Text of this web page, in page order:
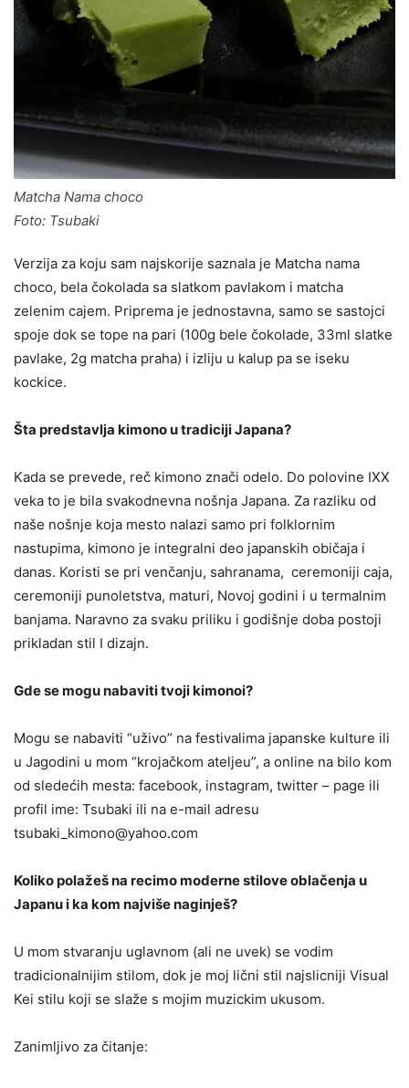
Matcha Nama choco
Foto: Tsubaki
Verzija za koju sam najskorije saznala je Matcha nama
choco, bela čokolada sa slatkom pavlakom i matcha
zelenim cajem. Priprema je jednostavna, samo se sastojci
spoje dok se tope na pari (100g bele čokolade, 33ml slatke
pavlake, 2g matcha praha) i izliju u kalup pa se iseku
kockice.
Šta predstavlja kimono u tradiciji Japana?
Kada se prevede, reč kimono znači odelo. Do polovine IXX
veka to je bila svakodnevna nošnja Japana. Za razliku od
naše nošnje koja mesto nalazi samo pri folklornim
nastupima, kimono je integralni deo japanskih običaja i
danas. Koristi se pri venčanju, sahranama, ceremoniji caja,
ceremoniji punoletstva, maturi, Novoj godini i u termalnim
banjama. Naravno za svaku priliku i godišnje doba postoji
prikladan stil I dizajn.
Gde se mogu nabaviti tvoji kimonoi?
Mogu se nabaviti “uživo” na festivalima japanske kulture ili
u Jagodini u mom “krojačkom ateljeu”, a online na bilo kom
od sledećih mesta: facebook, instagram, twitter – page ili
profil ime: Tsubaki ili na e-mail adresu
tsubaki_kimono@yahoo.com
Koliko polažeš na recimo moderne stilove oblačenja u
Japanu i ka kom najviše naginješ?
U mom stvaranju uglavnom (ali ne uvek) se vodim
tradicionalnijim stilom, dok je moj lični stil najslicniji Visual
Kei stilu koji se slaže s mojim muzickim ukusom.
Zanimljivo za čitanje: